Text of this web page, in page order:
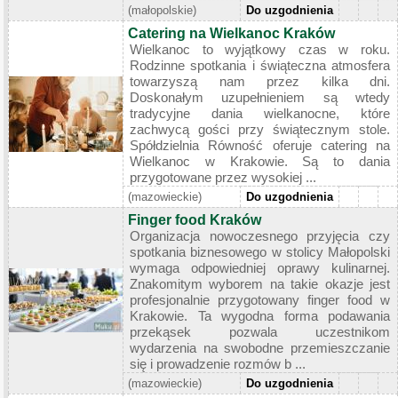
(małopolskie) Do uzgodnienia
Catering na Wielkanoc Kraków
Wielkanoc to wyjątkowy czas w roku.
Rodzinne spotkania i świąteczna atmosfera
towarzyszą nam przez kilka dni.
Doskonałym uzupełnieniem są wtedy
tradycyjne dania wielkanocne, które
zachwycą gości przy świątecznym stole.
Spółdzielnia Równość oferuje catering na
Wielkanoc w Krakowie. Są to dania
przygotowane przez wysokiej ...
(mazowieckie) Do uzgodnienia
Finger food Kraków
Organizacja nowoczesnego przyjęcia czy
spotkania biznesowego w stolicy Małopolski
wymaga odpowiedniej oprawy kulinarnej.
Znakomitym wyborem na takie okazje jest
profesjonalnie przygotowany finger food w
Krakowie. Ta wygodna forma podawania
przekąsek pozwala uczestnikom
wydarzenia na swobodne przemieszczanie
się i prowadzenie rozmów b ...
(mazowieckie) Do uzgodnienia